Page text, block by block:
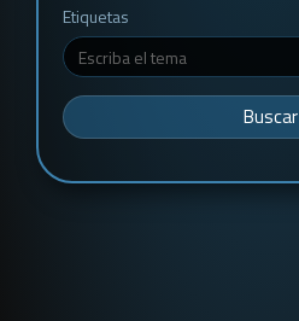
Etiquetas
Buscar